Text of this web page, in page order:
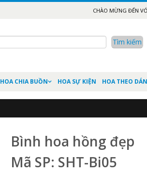
CHÀO MỪNG ĐẾN
HOA CHIA BUỒN HOA SỰ KIỆN HOA THEO
Bình hoa hồng đẹp
Mã SP: SHT-Bi05